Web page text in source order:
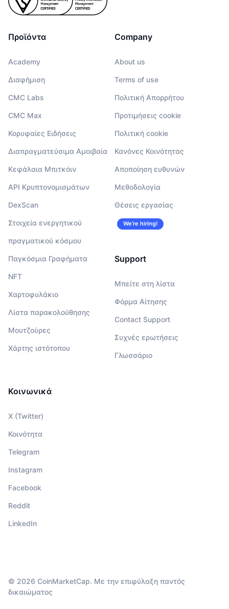
Προϊόντα
Academy
Διαφήμιση
CMC Labs
CMC Max
Κορυφαίες Ειδήσεις
Διαπραγματεύσιμα Αμοιβαία
Κεφάλαια Μπιτκόιν
API Κρυπτονομισμάτων
DexScan
Στοιχεία ενεργητικού
πραγματικού κόσμου
Παγκόσμια Γραφήματα
NFT
Χαρτοφυλάκιο
Λίστα παρακολούθησης
Μουτζούρες
Χάρτης ιστότοπου
Company
About us
Terms of use
Πολιτική Απορρήτου
Προτιμήσεις cookie
Πολιτική cookie
Κανόνες Κοινότητας
Αποποίηση ευθυνών
Μεθοδολογία
Θέσεις εργασίας
We’re hiring!
Support
Μπείτε στη λίστα
Φόρμα Αίτησης
Contact Support
Συχνές ερωτήσεις
Γλωσσάριο
Κοινωνικά
X (Twitter)
Κοινότητα
Telegram
Instagram
Facebook
Reddit
LinkedIn
© 2026 CoinMarketCap. Με την επιφύλαξη παντός
δικαιώματος